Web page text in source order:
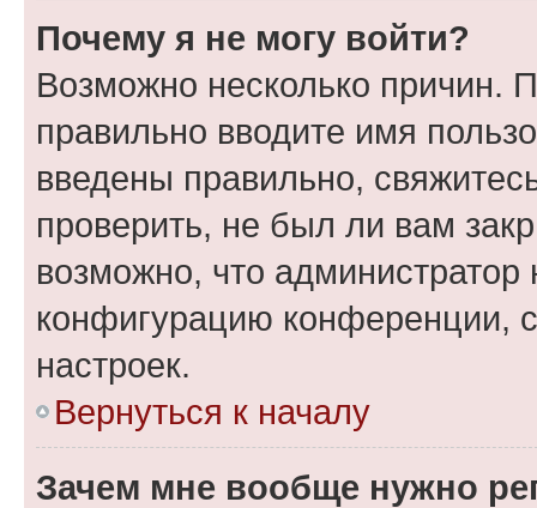
Почему я не могу войти?
Возможно несколько причин.
правильно вводите имя
введены правильно,
проверить, не был ли вам
возможно, что администратор
конфигурацию конференции,
настроек.
Вернуться к началу
Зачем мне вообще нужно